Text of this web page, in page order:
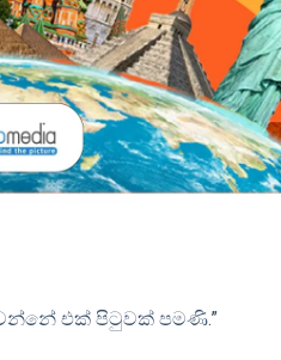
එක් පිටුවක් පමණි.”